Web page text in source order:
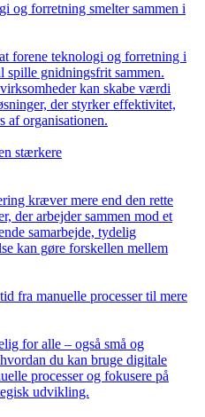
og forretning smelter sammen i
forene teknologi og forretning i
spille gnidningsfrit sammen.
kan skabe værdi
der styrker effektivitet,
af organisationen.
stærkere
kræver mere end den rette
der arbejder sammen mod et
samarbejde, tydelig
kan gøre forskellen mellem
fra manuelle processer til mere
for alle – også små og
du kan bruge digitale
processer og fokusere på
udvikling.